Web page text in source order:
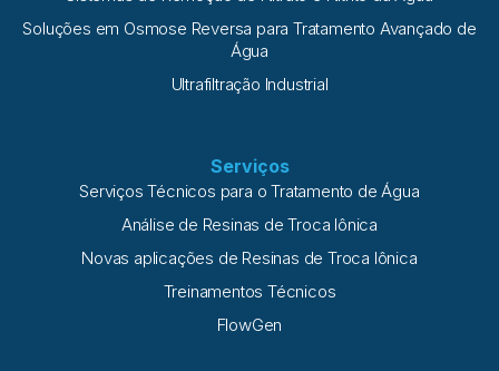
Soluções em Osmose Reversa para Tratamento Avançado de
Água
Ultrafiltração Industrial
Serviços
Serviços Técnicos para o Tratamento de Água
Análise de Resinas de Troca Iônica
Novas aplicações de Resinas de Troca Iônica
Treinamentos Técnicos
FlowGen